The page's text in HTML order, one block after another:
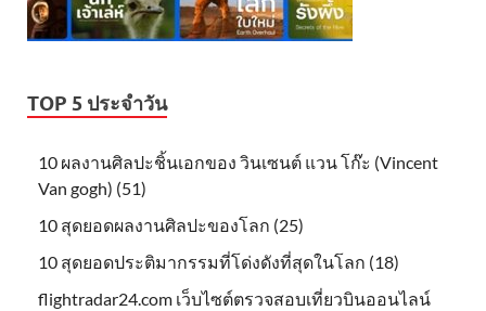
TOP 5 ประจำวัน
10 ผลงานศิลปะชิ้นเอกของ วินเซนต์ แวน โก๊ะ (Vincent
Van gogh) (51)
10 สุดยอดผลงานศิลปะของโลก (25)
10 สุดยอดประติมากรรมที่โด่งดังที่สุดในโลก (18)
flightradar24.com เว็บไซต์ตรวจสอบเที่ยวบินออนไลน์